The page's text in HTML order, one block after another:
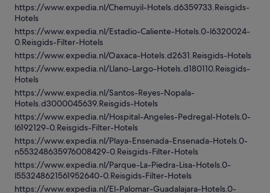
https://www.expedia.nl/Chemuyil-Hotels.d6359733.Reisgids-
Hotels
https://www.expedia.nl/Estadio-Caliente-Hotels.0-l6320024-
0.Reisgids-Filter-Hotels
https://www.expedia.nl/Oaxaca-Hotels.d2631.Reisgids-Hotels
https://www.expedia.nl/Llano-Largo-Hotels.d180110.Reisgids-
Hotels
https://www.expedia.nl/Santos-Reyes-Nopala-
Hotels.d3000045639.Reisgids-Hotels
https://www.expedia.nl/Hospital-Angeles-Pedregal-Hotels.0-
l6192129-0.Reisgids-Filter-Hotels
https://www.expedia.nl/Playa-Ensenada-Ensenada-Hotels.0-
n553248635976008429-0.Reisgids-Filter-Hotels
https://www.expedia.nl/Parque-La-Piedra-Lisa-Hotels.0-
l553248621561952640-0.Reisgids-Filter-Hotels
https://www.expedia.nl/El-Palomar-Guadalajara-Hotels.0-